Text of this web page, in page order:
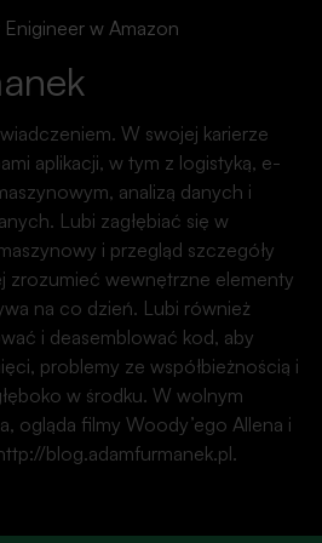
w Amazon
W swojej karierze
aplikacji, w tym z logistyką, e-
analizą danych i
Lubi zagłębiać się w
i przegląd szczegóły
zrozumieć wewnętrzne elementy
na co dzień. Lubi również
i deasemblować kod, aby
problemy ze współbieżnością i
w środku. W wolnym
ogląda filmy Woody’ego Allena i
blog.adamfurmanek.pl.